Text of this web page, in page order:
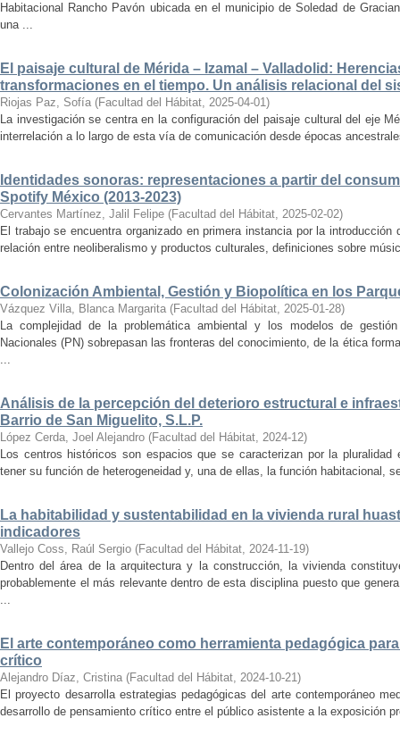
Habitacional Rancho Pavón ubicada en el municipio de Soledad de
una ...
El paisaje cultural de Mérida – Izamal – Valladolid:
transformaciones en el tiempo. Un análisis relacional del
Riojas Paz, Sofía (Facultad del Hábitat, 2025-04-01)
La investigación se centra en la configuración del paisaje cultural del eje
interrelación a lo largo de esta vía de comunicación desde épocas
Identidades sonoras: representaciones a partir del
Spotify México (2013-2023)
Cervantes Martínez, Jalil Felipe (Facultad del Hábitat, 2025-02-02)
El trabajo se encuentra organizado en primera instancia por la
relación entre neoliberalismo y productos culturales, definiciones sobre
Colonización Ambiental, Gestión y Biopolítica en los
Vázquez Villa, Blanca Margarita (Facultad del Hábitat, 2025-01-28)
La complejidad de la problemática ambiental y los modelos de
Nacionales (PN) sobrepasan las fronteras del conocimiento, de la ética
...
Análisis de la percepción del deterioro estructural e
Barrio de San Miguelito, S.L.P.
López Cerda, Joel Alejandro (Facultad del Hábitat, 2024-12)
Los centros históricos son espacios que se caracterizan por la
tener su función de heterogeneidad y, una de ellas, la función habitacional,
La habitabilidad y sustentabilidad en la vivienda rural
indicadores
Vallejo Coss, Raúl Sergio (Facultad del Hábitat, 2024-11-19)
Dentro del área de la arquitectura y la construcción, la vivienda
probablemente el más relevante dentro de esta disciplina puesto que
...
El arte contemporáneo como herramienta pedagógica
crítico
Alejandro Díaz, Cristina (Facultad del Hábitat, 2024-10-21)
El proyecto desarrolla estrategias pedagógicas del arte contemporáneo
desarrollo de pensamiento crítico entre el público asistente a la exposición